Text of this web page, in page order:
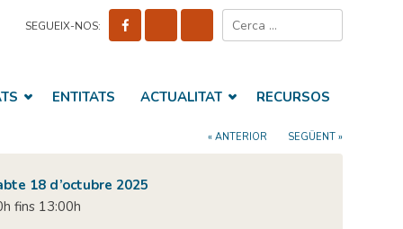
SEGUEIX-NOS:
ENTITATS ACTUALITAT RECURSOS
« ANTERIOR SEGÜENT »
18 d’octubre 2025
fins 13:00h